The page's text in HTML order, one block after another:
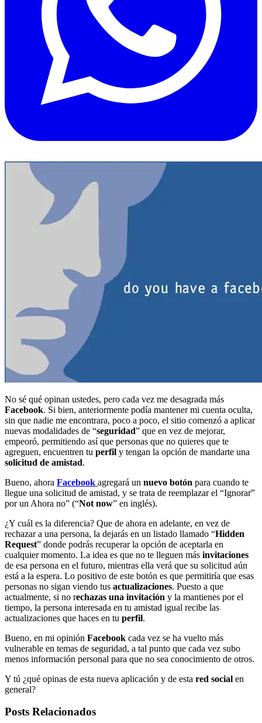
No sé qué opinan ustedes, pero cada vez me desagrada más
Facebook. Si bien, anteriormente podía mantener mi cuenta oculta,
sin que nadie me encontrara, poco a poco, el sitio comenzó a aplicar
nuevas modalidades de “seguridad” que en vez de mejorar,
empeoró, permitiendo así que personas que no quieres que te
agreguen, encuentren tu perfil y tengan la opción de mandarte una
solicitud de amistad.
Bueno, ahora Facebook agregará un nuevo botón para cuando te
llegue una solicitud de amistad, y se trata de reemplazar el “Ignorar”
por un Ahora no” (“Not now” en inglés).
¿Y cuál es la diferencia? Que de ahora en adelante, en vez de
rechazar a una persona, la dejarás en un listado llamado “Hidden
Request” donde podrás recuperar la opción de aceptarla en
cualquier momento. La idea es que no te lleguen más invitaciones
de esa persona en el futuro, mientras ella verá que su solicitud aún
está a la espera. Lo positivo de este botón es que permitiría que esas
personas no sigan viendo tus actualizaciones. Puesto a que
actualmente, si no rechazas una invitación y la mantienes por el
tiempo, la persona interesada en tu amistad igual recibe las
actualizaciones que haces en tu perfil.
Bueno, en mi opinión Facebook cada vez se ha vuelto más
vulnerable en temas de seguridad, a tal punto que cada vez subo
menos información personal para que no sea conocimiento de otros.
Y tú ¿qué opinas de esta nueva aplicación y de esta red social en
general?
Posts Relacionados